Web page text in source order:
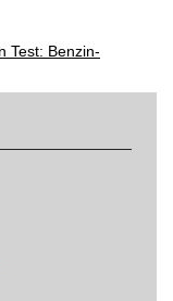
Test: Benzin-